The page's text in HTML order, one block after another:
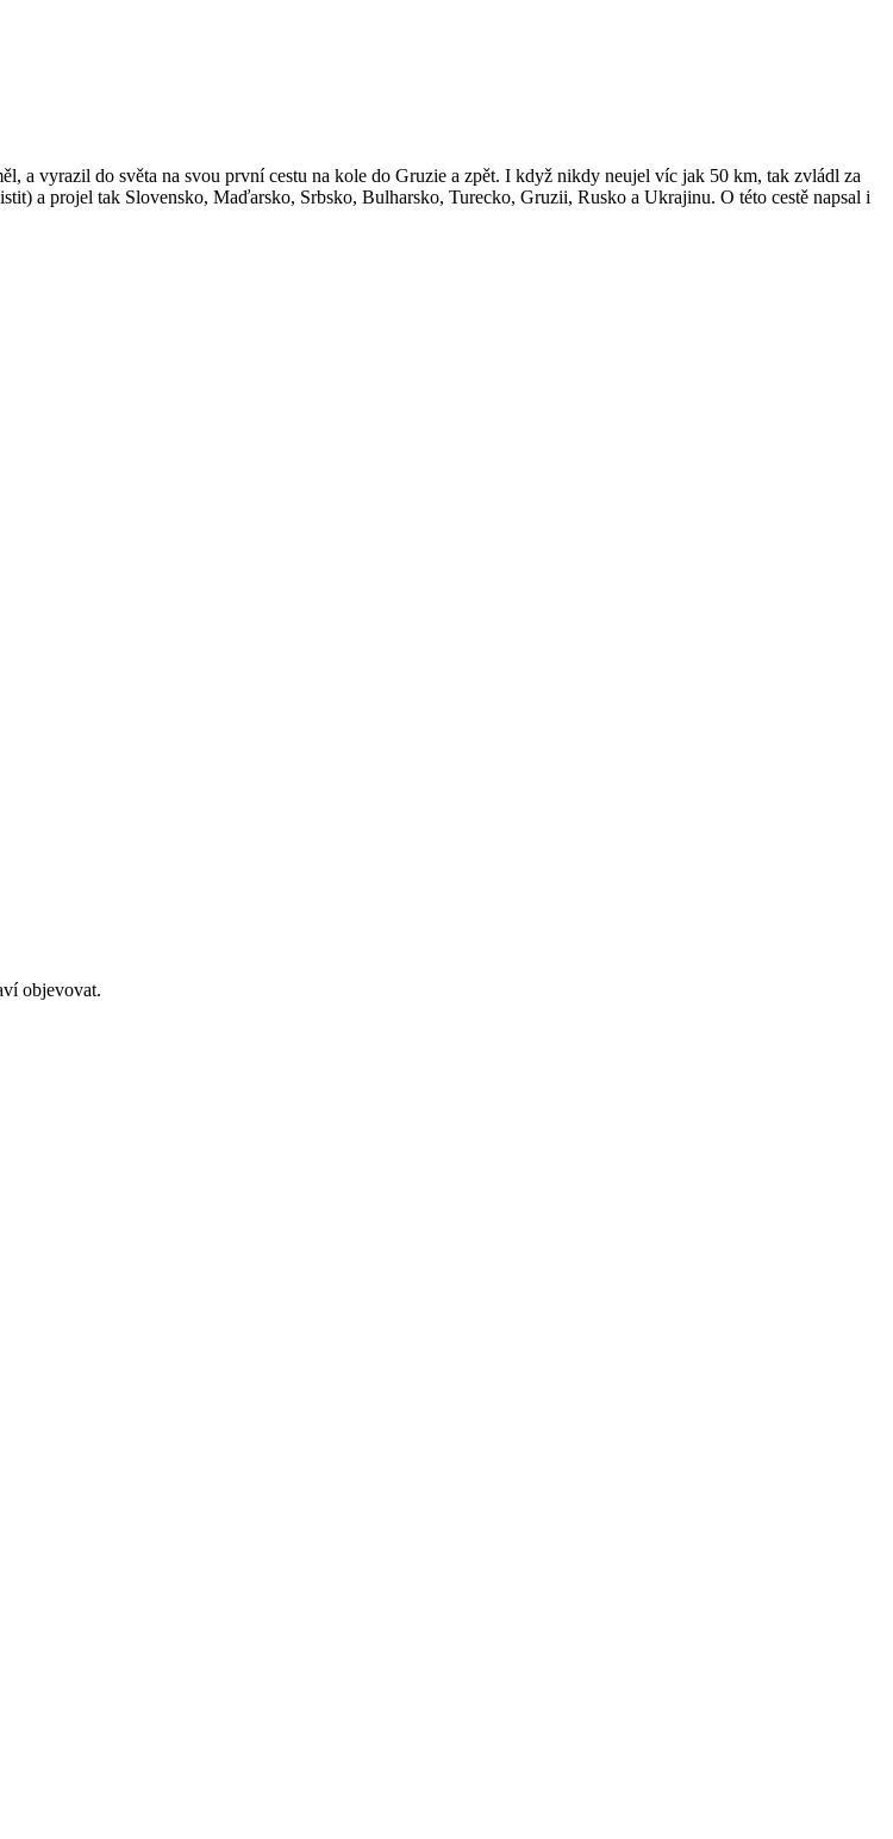
a vyrazil do světa na svou první cestu na kole do Gruzie a zpět. I když nikdy neujel víc jak 50 km, tak zvládl za
a projel tak Slovensko, Maďarsko, Srbsko, Bulharsko, Turecko, Gruzii, Rusko a Ukrajinu. O této cestě napsal i
objevovat.